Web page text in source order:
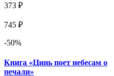
373 ₽
745 ₽
-50%
Книга «Цинь поет небесам о
печали»